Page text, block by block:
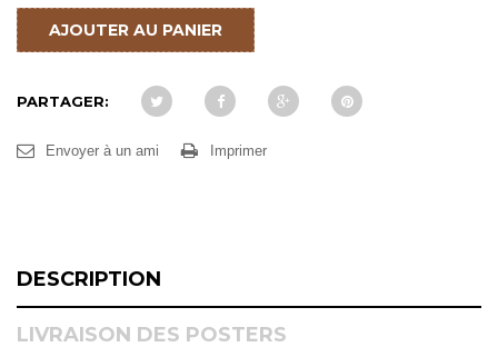
AJOUTER AU PANIER
PARTAGER:
Envoyer à un ami Imprimer
DESCRIPTION
LIVRAISON DES POSTERS